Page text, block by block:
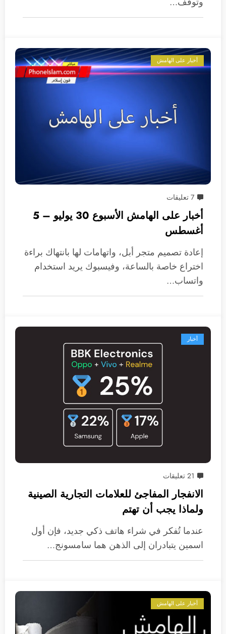
أخبار على الهامش
7 تعليقات
أخبار على الهامش الأسبوع 30 يوليو – 5
أغسطس
إعادة تصميم متجر أبل، واتهامات لها بانتهاك براءة
اختراع خاصة بالساعة، وفيسبوك يريد استخدام
واتساب…
أخبار
21 تعليقات
الانفجار المفاجئ للعلامات التجارية الصينية
ولماذا يجب أن تهتم
عندما تُفكر في شراء هاتف ذكي جديد، فإن أول
اسمين يتبادران إلى الذهن هما سامسونج…
أخبار على الهامش